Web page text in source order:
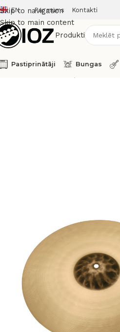
Skip to navigation
Skip to main content
EN Par mums Kontakti
Produkti
Pastiprinātāji Bungas